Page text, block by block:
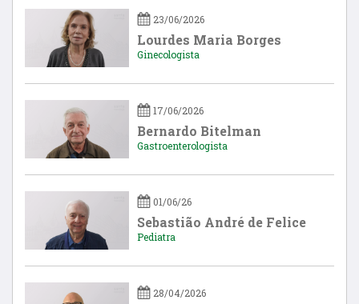
23/06/2026
Lourdes Maria Borges
Ginecologista
17/06/2026
Bernardo Bitelman
Gastroenterologista
01/06/26
Sebastião André de Felice
Pediatra
28/04/2026